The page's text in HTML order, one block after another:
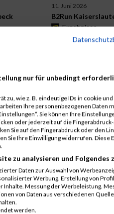
11. Juni 2026
B2Run
Ergebnisse
B2Run Frankfurt
19. August 2026
RUN5
Jetzt anmelden!
nur für unbedingt
wie z. B. eindeutige IDs in cookie
Ihre personenbezogenen Daten
Sie können Ihre
oder jederzeit auf die
Sie auf den Fingerabdruck oder den
Sie Ihre Einwilligung widerrufen. Diese
zu analysieren und Folgendes
Daten zur Auswahl von
Werbung. Erstellung von
Messung der Werbeleistung.
von Daten aus verschiedenen
werden.